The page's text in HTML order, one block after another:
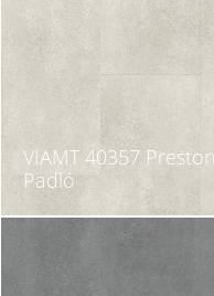
VIAMT 40357
Padló